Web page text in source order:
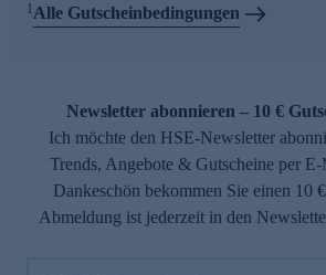
1Alle Gutscheinbedingungen
Newsletter abonnieren – 10 €
Ich möchte den HSE-Newsletter
Trends, Angebote & Gutscheine per
Dankeschön bekommen Sie einen 10
Abmeldung ist jederzeit in den